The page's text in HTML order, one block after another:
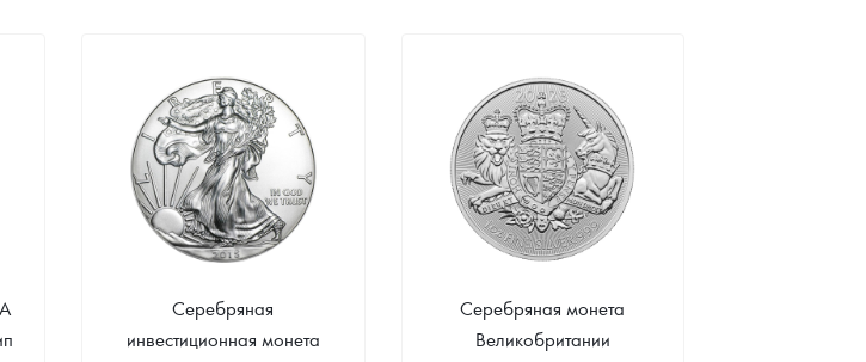
Звоните Звоните
Серебряная
инвестиционная монета
Серебряная монета
Великобритании